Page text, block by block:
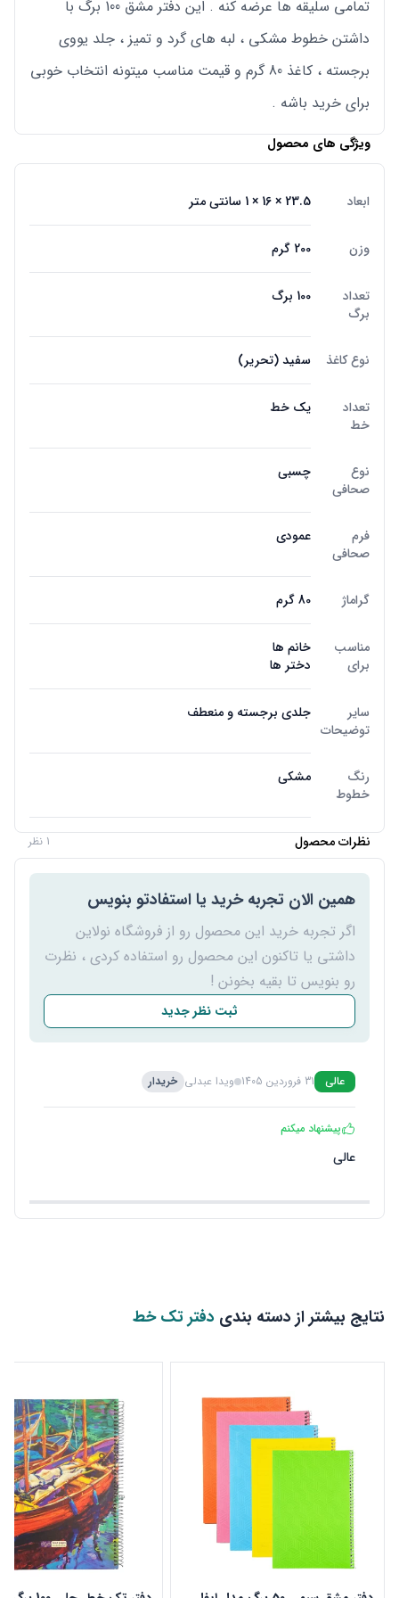
تمامی سلیقه ها عرضه کنه . این دفتر مشق 100 برگ با
داشتن خطوط مشکی ، لبه های گرد و تمیز ، جلد یووی
برجسته ، کاغذ 80 گرم و قیمت مناسب میتونه انتخاب خوبی
برای خرید باشه .
ویژگی های محصول
ابعاد 23.5 × 16 × 1 سانتی متر
وزن 200 گرم
تعداد
برگ
100 برگ
نوع کاغذ سفید (تحریر)
تعداد
خط
یک خط
نوع
صحافی
چسبی
فرم
صحافی
عمودی
گراماژ 80 گرم
مناسب
برای
خانم ها
دختر ها
سایر
توضیحات
جلدی برجسته و منعطف
رنگ
خطوط
مشکی
نظرات محصول 1 نظر
همین الان تجربه خرید یا استفادتو بنویس
اگر تجربه خرید این محصول رو از فروشگاه نولاین
داشتی یا تاکنون این محصول رو استفاده کردی ، نظرت
رو بنویس تا بقیه بخونن !
ثبت نظر جدید
عالی 31 فروردین 1405 ویدا عبدلی خریدار
پیشنهاد میکنم
عالی
نتایج بیشتر از دسته بندی دفتر تک خط